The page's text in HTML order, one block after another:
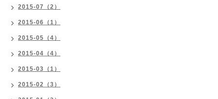
2015-07（2）
2015-06（1）
2015-05（4）
2015-04（4）
2015-03（1）
2015-02（3）